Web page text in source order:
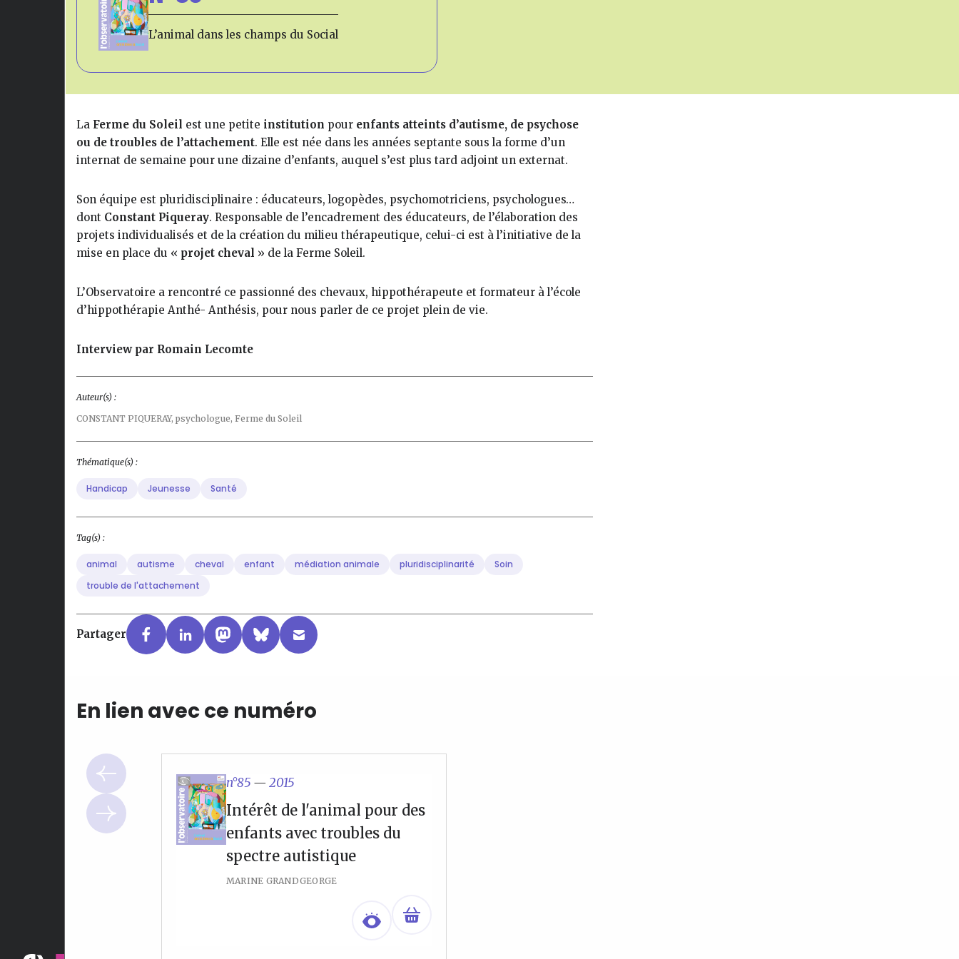
L’animal dans les champs du Social
La Ferme du Soleil est une petite institution pour enfants atteints d’autisme, de psychose
ou de troubles de l’attachement. Elle est née dans les années septante sous la forme d’un
internat de semaine pour une dizaine d’enfants, auquel s’est plus tard adjoint un externat.
Son équipe est pluridisciplinaire : éducateurs, logopèdes, psychomotriciens, psychologues…
dont Constant Piqueray. Responsable de l’encadrement des éducateurs, de l’élaboration des
projets individualisés et de la création du milieu thérapeutique, celui-ci est à l’initiative de la
mise en place du « projet cheval » de la Ferme Soleil.
L’Observatoire a rencontré ce passionné des chevaux, hippothérapeute et formateur à l’école
d’hippothérapie Anthé- Anthésis, pour nous parler de ce projet plein de vie.
Interview par Romain Lecomte
Auteur(s) :
CONSTANT PIQUERAY, psychologue, Ferme du Soleil
Thématique(s) :
Handicap Jeunesse Santé
Tag(s) :
animal autisme cheval enfant médiation animale pluridisciplinarité
Soin
trouble de l'attachement
Partager
En lien avec ce numéro
n°85 —2015
Intérêt de l'animal pour des
enfants avec troubles du
spectre autistique
MARINE GRANDGEORGE